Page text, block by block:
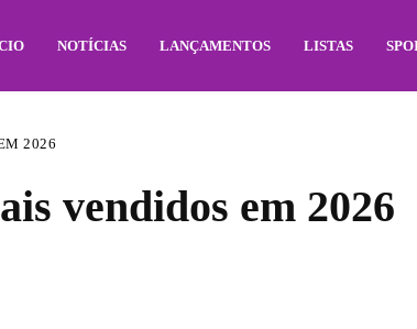
NOTÍCIAS LANÇAMENTOS LISTAS
2026
vendidos em 2026